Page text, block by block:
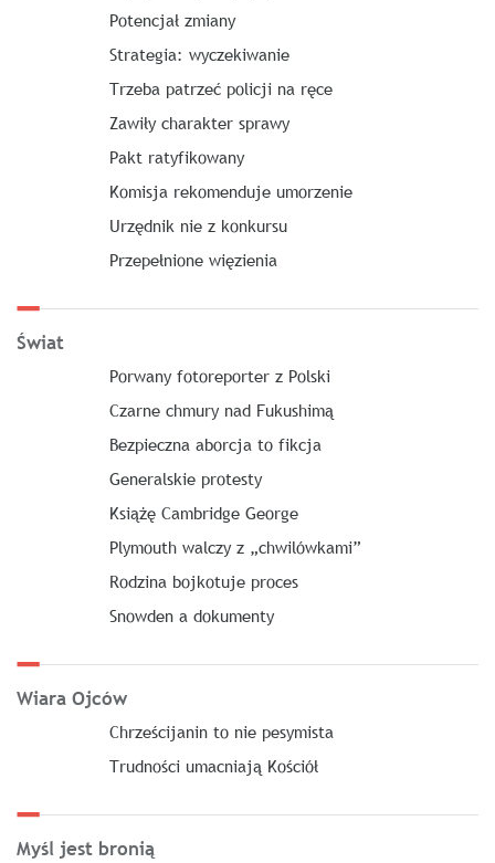
Potencjał zmiany
Strategia: wyczekiwanie
Trzeba patrzeć policji na ręce
Zawiły charakter sprawy
Pakt ratyfikowany
Komisja rekomenduje umorzenie
Urzędnik nie z konkursu
Przepełnione więzienia
Świat
Porwany fotoreporter z Polski
Czarne chmury nad Fukushimą
Bezpieczna aborcja to fikcja
Generalskie protesty
Książę Cambridge George
Plymouth walczy z „chwilówkami”
Rodzina bojkotuje proces
Snowden a dokumenty
Wiara Ojców
Chrześcijanin to nie pesymista
Trudności umacniają Kościół
Myśl jest bronią